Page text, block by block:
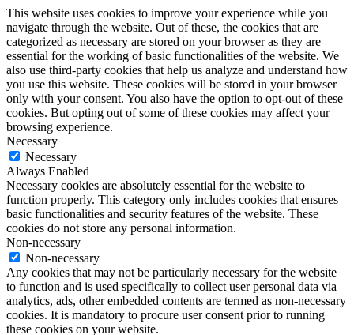
This website uses cookies to improve your experience while you
navigate through the website. Out of these, the cookies that are
categorized as necessary are stored on your browser as they are
essential for the working of basic functionalities of the website. We
also use third-party cookies that help us analyze and understand how
you use this website. These cookies will be stored in your browser
only with your consent. You also have the option to opt-out of these
cookies. But opting out of some of these cookies may affect your
browsing experience.
Necessary
Necessary
Always Enabled
Necessary cookies are absolutely essential for the website to
function properly. This category only includes cookies that ensures
basic functionalities and security features of the website. These
cookies do not store any personal information.
Non-necessary
Non-necessary
Any cookies that may not be particularly necessary for the website
to function and is used specifically to collect user personal data via
analytics, ads, other embedded contents are termed as non-necessary
cookies. It is mandatory to procure user consent prior to running
these cookies on your website.